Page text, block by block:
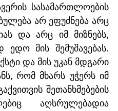
სასამართლოების
არ ეფუძნება არც
და არც იმ მიზნებს,
მის შემუშავებას.
და მის უკან მდგარი
რომ მხარს უჭერს იმ
შეთანხმებების
აღსრულებადია